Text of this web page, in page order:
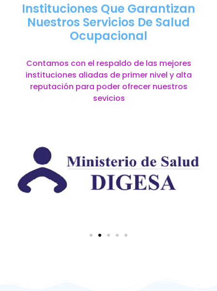
Instituciones Que Garantizan
Nuestros Servicios De Salud
Ocupacional
Contamos con el respaldo de las mejores
instituciones aliadas de primer nivel y alta
reputación para poder ofrecer nuestros
sevicios